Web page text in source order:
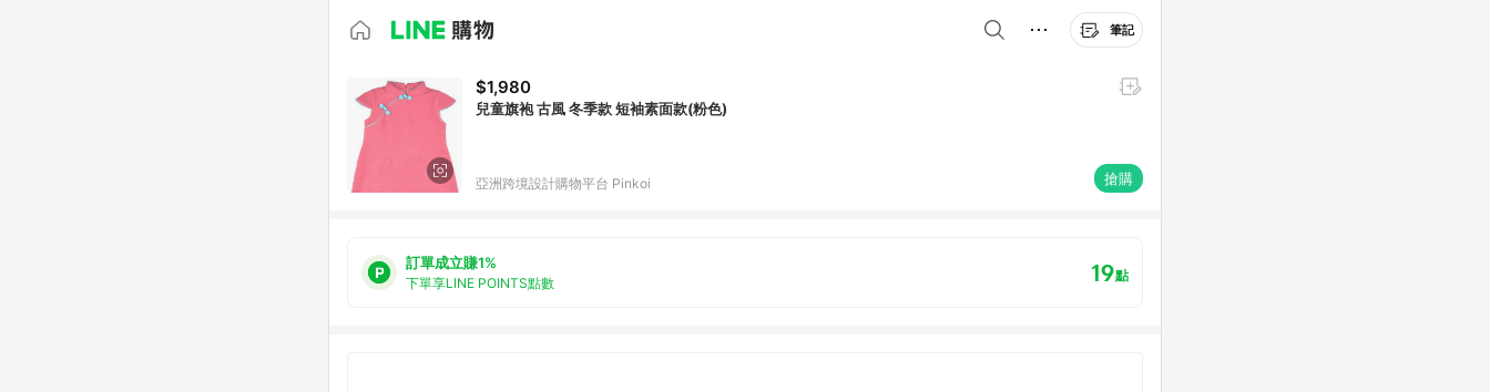
筆記
$1,980
兒童旗袍 古風 冬季款 短袖素面款(粉色)
亞洲跨境設計購物平台 Pinkoi 搶購
訂單成立賺1%
下單享LINE POINTS點數 19點